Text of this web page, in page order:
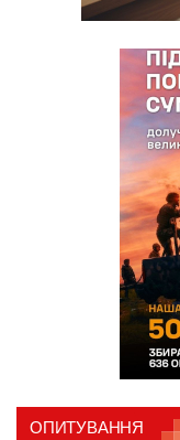
ОПИТУВАННЯ